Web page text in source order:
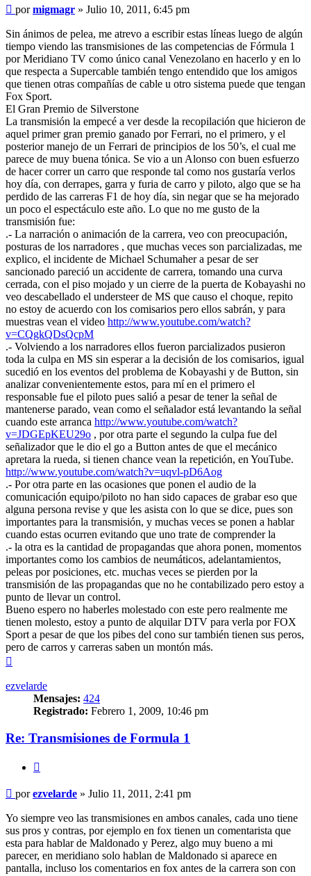
Mensaje
sin
leer
pormigmagr » Julio 10, 2011, 6:45 pm
Sin ánimos de pelea, me atrevo a escribir estas líneas luego de algún
tiempo viendo las transmisiones de las competencias de Fórmula 1
por Meridiano TV como único canal Venezolano en hacerlo y en lo
que respecta a Supercable también tengo entendido que los amigos
que tienen otras compañías de cable u otro sistema puede que tengan
Fox Sport.
El Gran Premio de Silverstone
La transmisión la empecé a ver desde la recopilación que hicieron de
aquel primer gran premio ganado por Ferrari, no el primero, y el
posterior manejo de un Ferrari de principios de los 50’s, el cual me
parece de muy buena tónica. Se vio a un Alonso con buen esfuerzo
de hacer correr un carro que responde tal como nos gustaría verlos
hoy día, con derrapes, garra y furia de carro y piloto, algo que se ha
perdido de las carreras F1 de hoy día, sin negar que se ha mejorado
un poco el espectáculo este año. Lo que no me gusto de la
transmisión fue:
.- La narración o animación de la carrera, veo con preocupación,
posturas de los narradores , que muchas veces son parcializadas, me
explico, el incidente de Michael Schumaher a pesar de ser
sancionado pareció un accidente de carrera, tomando una curva
cerrada, con el piso mojado y un cierre de la puerta de Kobayashi no
veo descabellado el understeer de MS que causo el choque, repito
no estoy de acuerdo con los comisarios pero ellos sabrán, y para
muestras vean el video http://www.youtube.com/watch?
v=CQgkQDsQcpM
.- Volviendo a los narradores ellos fueron parcializados pusieron
toda la culpa en MS sin esperar a la decisión de los comisarios, igual
sucedió en los eventos del problema de Kobayashi y de Button, sin
analizar convenientemente estos, para mí en el primero el
responsable fue el piloto pues salió a pesar de tener la señal de
mantenerse parado, vean como el señalador está levantando la señal
cuando este arranca http://www.youtube.com/watch?
v=JDGEpKEU29o , por otra parte el segundo la culpa fue del
señalizador que le dio el go a Button antes de que el mecánico
apretara la rueda, si tienen chance vean la repetición, en YouTube.
http://www.youtube.com/watch?v=uqvl-pD6Aog
.- Por otra parte en las ocasiones que ponen el audio de la
comunicación equipo/piloto no han sido capaces de grabar eso que
alguna persona revise y que les asista con lo que se dice, pues son
importantes para la transmisión, y muchas veces se ponen a hablar
cuando estas ocurren evitando que uno trate de comprender la
.- la otra es la cantidad de propagandas que ahora ponen, momentos
importantes como los cambios de neumáticos, adelantamientos,
peleas por posiciones, etc. muchas veces se pierden por la
transmisión de las propagandas que no he contabilizado pero estoy a
punto de llevar un control.
Bueno espero no haberles molestado con este pero realmente me
tienen molesto, estoy a punto de alquilar DTV para verla por FOX
Sport a pesar de que los pibes del cono sur también tienen sus peros,
pero de carros y carreras saben un montón más.
ezvelarde
Mensajes: 424
Registrado: Febrero 1, 2009, 10:46 pm
Re: Transmisiones de Formula 1
Mensaje
sin
leer
porezvelarde » Julio 11, 2011, 2:41 pm
Yo siempre veo las transmisiones en ambos canales, cada uno tiene
sus pros y contras, por ejemplo en fox tienen un comentarista que
esta para hablar de Maldonado y Perez, algo muy bueno a mi
parecer, en meridiano solo hablan de Maldonado si aparece en
pantalla, incluso los comentarios en fox antes de la carrera son con